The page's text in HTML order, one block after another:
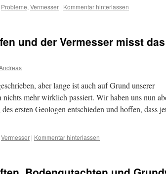
Probleme, Vermesser | Kommentar hinterlassen
und der Vermesser misst
aber lange ist auch auf Grund unserer
mehr wirklich passiert. Wir haben uns nun
ersten Geologen entschieden und hoffen, dass
Vermesser | Kommentar hinterlassen